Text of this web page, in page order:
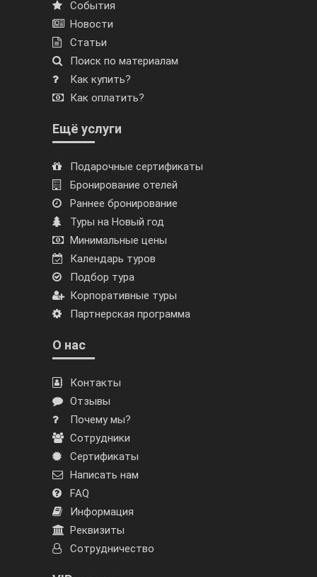
События
Новости
Статьи
Поиск по материалам
Как купить?
Как оплатить?
Ещё услуги
Подарочные сертификаты
Бронирование отелей
Раннее бронирование
Туры на Новый год
Минимальные цены
Календарь туров
Подбор тура
Корпоративные туры
Партнерская программа
О нас
Контакты
Отзывы
Почему мы?
Сотрудники
Сертификаты
Написать нам
FAQ
Информация
Реквизиты
Сотрудничество